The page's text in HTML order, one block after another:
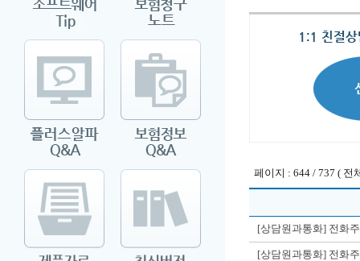
페이지 : 644 / 737 ( 전
[상담원과통화] 전화
[상담원과통화] 전화